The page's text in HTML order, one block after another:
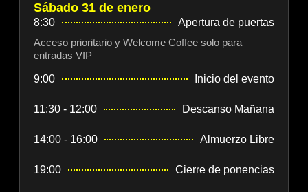
Sábado 31 de enero
8:30
Apertura de puertas
Acceso prioritario y Welcome Coffee solo para
entradas VIP
9:00
Inicio del evento
11:30 - 12:00 Descanso Mañana
14:00 - 16:00 Almuerzo Libre
19:00 Cierre de ponencias